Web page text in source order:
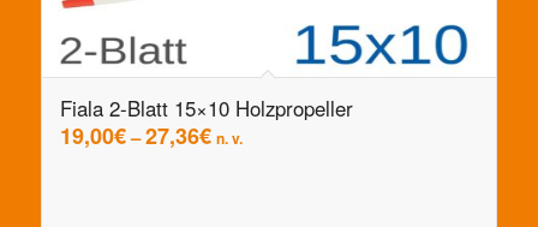
Fiala 2-Blatt 15×10 Holzpropeller
19,00€–27,36€ n. v.